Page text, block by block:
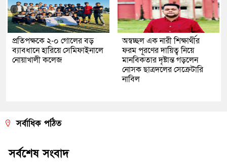
প্রতিপক্ষকে ২-০ গোলের বড়
ব্যাবধানে হারিয়ে সেমিফাইনালে
নোয়াখালী কলেজ
অস্বচ্ছল এক নারী শিক্ষার্থীর
ফরম পূরণের দায়িত্ব নিয়ে
মানবিকতার দৃষ্টান্ত গড়লেন
নোসক ছাত্রদলের সেক্রেটারি
নাবিল
সর্বাধিক পঠিত
সর্বশেষ সংবাদ